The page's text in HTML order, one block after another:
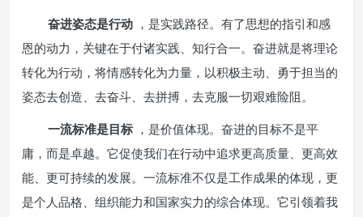
奋进姿态是行动 ，是实践路径。有了思想的指引和感
恩的动力，关键在于付诸实践、知行合一。奋进就是将理论
转化为行动，将情感转化为力量，以积极主动、勇于担当的
姿态去创造、去奋斗、去拼搏，去克服一切艰难险阻。
一流标准是目标 ，是价值体现。奋进的目标不是平
庸，而是卓越。它促使我们在行动中追求更高质量、更高效
能、更可持续的发展。一流标准不仅是工作成果的体现，更
是个人品格、组织能力和国家实力的综合体现。它引领着我